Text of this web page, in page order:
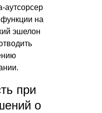
аутсорсер
на
эшелон
при
о